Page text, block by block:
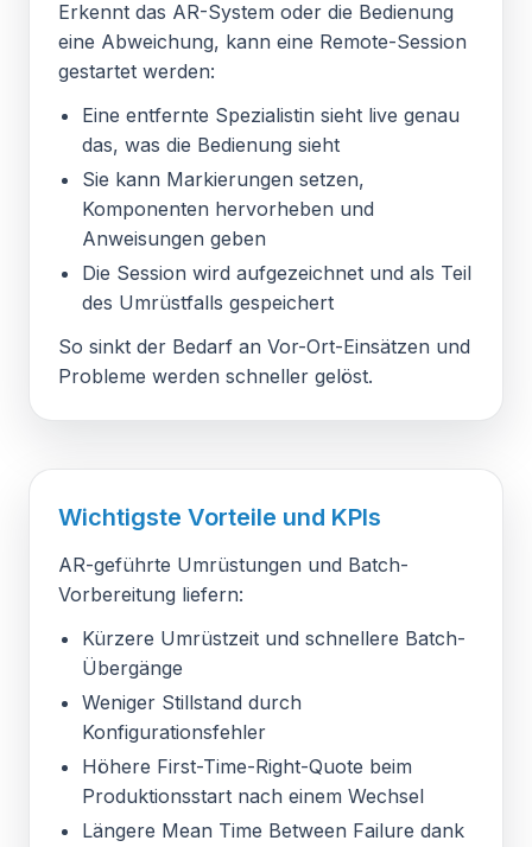
Erkennt das AR-System oder die Bedienung
eine Abweichung, kann eine Remote-Session
gestartet werden:
Eine entfernte Spezialistin sieht live genau
das, was die Bedienung sieht
Sie kann Markierungen setzen,
Komponenten hervorheben und
Anweisungen geben
Die Session wird aufgezeichnet und als Teil
des Umrüstfalls gespeichert
So sinkt der Bedarf an Vor-Ort-Einsätzen und
Probleme werden schneller gelöst.
Wichtigste Vorteile und KPIs
AR-geführte Umrüstungen und Batch-
Vorbereitung liefern:
Kürzere Umrüstzeit und schnellere Batch-
Übergänge
Weniger Stillstand durch
Konfigurationsfehler
Höhere First-Time-Right-Quote beim
Produktionsstart nach einem Wechsel
Längere Mean Time Between Failure dank